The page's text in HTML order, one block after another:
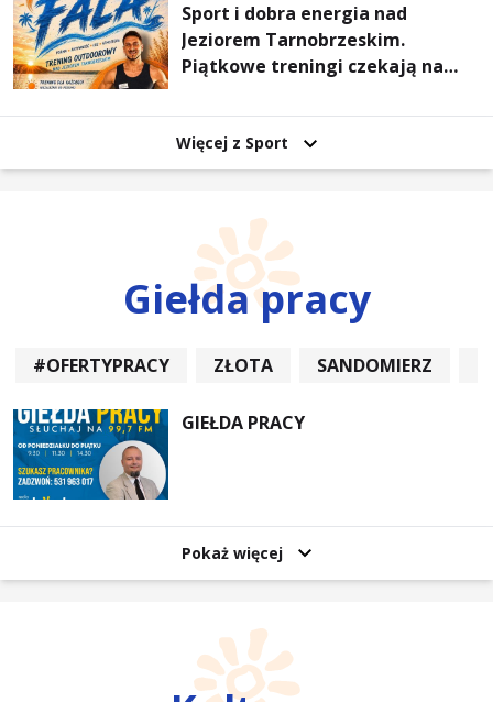
Sport i dobra energia nad
Jeziorem Tarnobrzeskim.
Piątkowe treningi czekają na
Więcej z Sport
Giełda pracy
#OFERTYPRACY ZŁOTA SANDOMIERZ
GIEŁDA PRACY
Pokaż więcej